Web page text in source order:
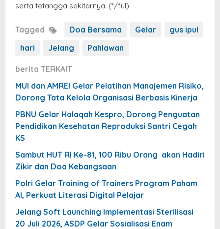
serta tetangga sekitarnya. (*/ful)
Tagged Doa Bersama Gelar
gus ipul
hari
Jelang Pahlawan
berita TERKAIT
MUI dan AMREI Gelar Pelatihan Manajemen Risiko,
Dorong Tata Kelola Organisasi Berbasis Kinerja
PBNU Gelar Halaqah Kespro, Dorong Penguatan
Pendidikan Kesehatan Reproduksi Santri Cegah
KS
Sambut HUT RI Ke-81, 100 Ribu Orang akan Hadiri
Zikir dan Doa Kebangsaan
Polri Gelar Training of Trainers Program Paham
AI, Perkuat Literasi Digital Pelajar
Jelang Soft Launching Implementasi Sterilisasi
20 Juli 2026, ASDP Gelar Sosialisasi Enam